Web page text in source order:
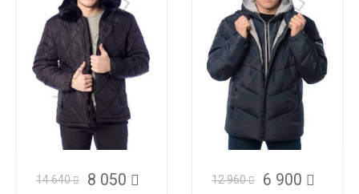
14 640 8 050 12 960 6 900